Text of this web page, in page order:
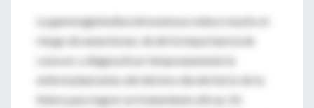
La gammaglobulina intravenosa reduce mucho el
riesgo de aneurismas; de ahí la importancia de
conocer y diagnosticar tempranamente la
enfermedad antes del décimo día del inicio de la
fiebre para lograr un tratamiento eficaz. En